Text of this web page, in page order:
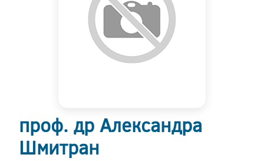
проф. др Александра
Шмитран